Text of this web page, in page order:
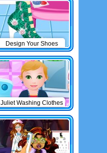
Design Your Shoes
Juliet Washing Clothes